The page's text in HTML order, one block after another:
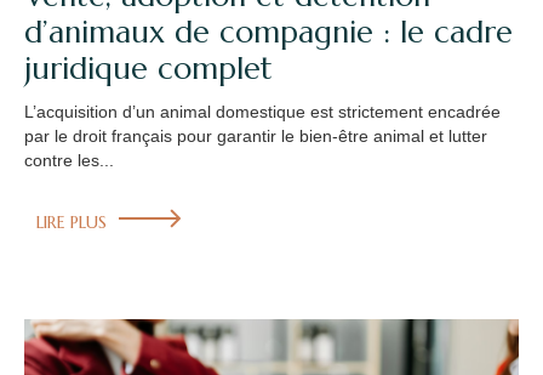
d’animaux de compagnie : le cadre
juridique complet
L’acquisition d’un animal domestique est strictement encadrée
par le droit français pour garantir le bien-être animal et lutter
contre les...
LIRE PLUS